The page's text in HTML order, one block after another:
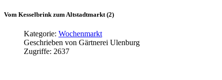
Vom Kesselbrink zumAltstadtmarkt (2)
Kategorie: Wochenmarkt
Geschrieben von Gärtnerei Ulenburg
Zugriffe: 2637